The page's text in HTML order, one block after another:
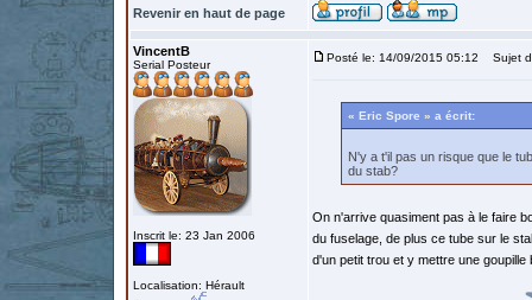
Revenir en haut de page
VincentB
Serial Posteur
Inscrit le: 23 Jan 2006
Localisation: Hérault
Posté le: 14/09/2015 05:12 Sujet
« Eric Spore » a écrit:
N'y a t'il pas un risque que le
du stab?
On n'arrive quasiment pas à le faire
du fuselage, de plus ce tube sur le
d'un petit trou et y mettre une goupille